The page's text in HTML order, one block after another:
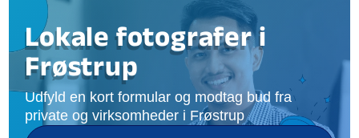
Lokale fotografer i
Frøstrup
Udfyld en kort formular og modtag bud fra
private og virksomheder i Frøstrup